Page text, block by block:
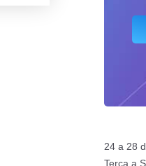
24 a 28
Terça a